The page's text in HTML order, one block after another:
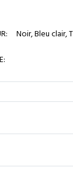
Noir, Bleu clair,